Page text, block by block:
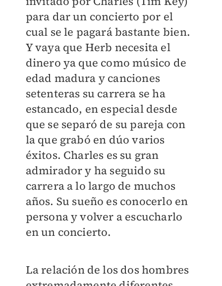
para dar un concierto por el
cual se le pagará bastante bien.
Y vaya que Herb necesita el
dinero ya que como músico de
edad madura y canciones
setenteras su carrera se ha
estancado, en especial desde
que se separó de su pareja con
la que grabó en dúo varios
éxitos. Charles es su gran
admirador y ha seguido su
carrera a lo largo de muchos
años. Su sueño es conocerlo en
persona y volver a escucharlo
en un concierto.
La relación de los dos hombres